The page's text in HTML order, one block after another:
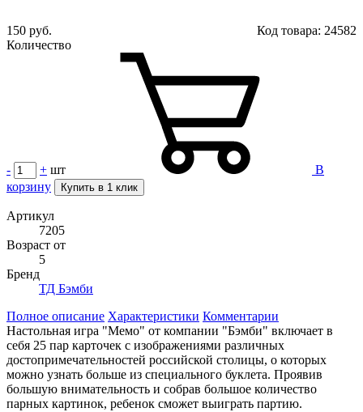
150 руб. Код товара: 24582
Количество
- + шт
В
корзину
Купить в 1 клик
Артикул
7205
Возраст от
5
Бренд
ТД Бэмби
Полное описание Характеристики Комментарии
Настольная игра "Мемо" от компании "Бэмби" включает в
себя 25 пар карточек с изображениями различных
достопримечательностей российской столицы, о которых
можно узнать больше из специального буклета. Проявив
большую внимательность и собрав большое количество
парных картинок, ребенок сможет выиграть партию.